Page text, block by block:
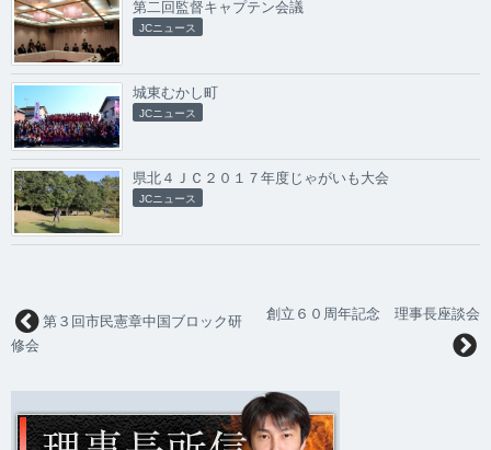
第二回監督キャプテン会議
JCニュース
城東むかし町
JCニュース
県北４ＪＣ２０１７年度じゃがいも大会
JCニュース
創立６０周年記念 理事長座談会
第３回市民憲章中国ブロック研
修会